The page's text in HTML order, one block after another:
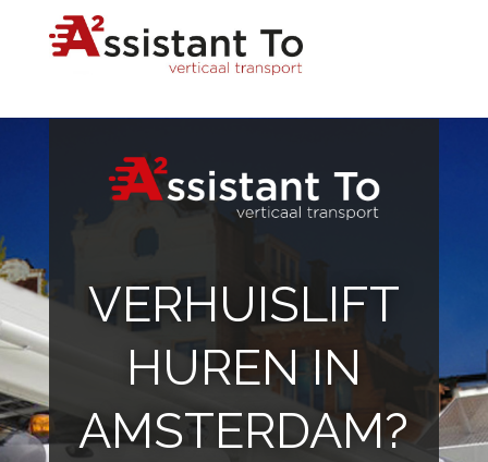
VERHUISLIFT
HUREN IN
AMSTERDAM?